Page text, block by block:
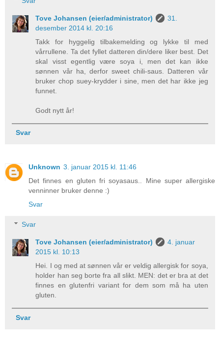
Tove Johansen (eier/administrator)
31.
desember 2014 kl. 20:16
Takk for hyggelig tilbakemelding og lykke til med
vårrullene. Ta det fyllet datteren din/dere liker best. Det
skal visst egentlig være soya i, men det kan ikke
sønnen vår ha, derfor sweet chili-saus. Datteren vår
bruker chop suey-krydder i sine, men det har ikke jeg
funnet.
Godt nytt år!
Svar
Unknown 3. januar 2015 kl. 11:46
Det finnes en gluten fri soyasaus.. Mine super allergiske
venninner bruker denne :)
Svar
Svar
Tove Johansen (eier/administrator)
4. januar
2015 kl. 10:13
Hei. I og med at sønnen vår er veldig allergisk for soya,
holder han seg borte fra all slikt. MEN: det er bra at det
finnes en glutenfri variant for dem som må ha uten
gluten.
Svar